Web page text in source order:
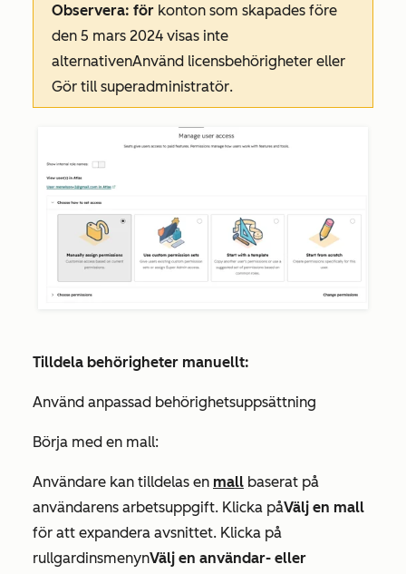
Observera: för konton som skapades före
den 5 mars 2024 visas inte
alternativenAnvänd licensbehörigheter eller
Gör till superadministratör.
Tilldela behörigheter manuellt:
Använd anpassad behörighetsuppsättning
Börja med en mall:
Användare kan tilldelas en mall baserat på
användarens arbetsuppgift. Klicka påVälj en mall
för att expandera avsnittet. Klicka på
rullgardinsmenynVälj en användar- eller